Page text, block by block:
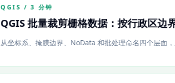
QGIS / 3 分钟
QGIS 批量裁剪栅格数据：按行政区边
从坐标系、掩膜边界、NoData 和批处理命名四个层面